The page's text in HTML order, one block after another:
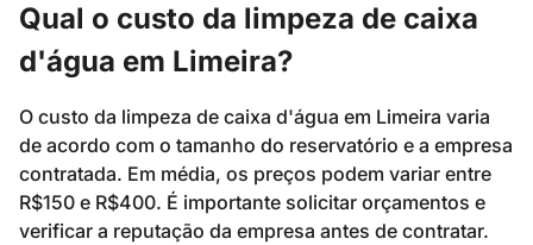
Qual o custo da limpeza de caixa
d'água em Limeira?
O custo da limpeza de caixa d'água em Limeira varia
de acordo com o tamanho do reservatório e a empresa
contratada. Em média, os preços podem variar entre
R$150 e R$400. É importante solicitar orçamentos e
verificar a reputação da empresa antes de contratar.